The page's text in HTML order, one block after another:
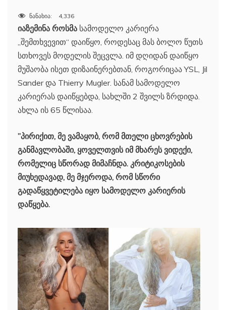
ნანახია: 4,336
იაზემინა როსმა სამოდელო კარიერა
„შემთხვევით“ დაიწყო, როდესაც მას ბოლო წუთს
სთხოვეს მოდელის შეცვლა. იმ დღიდან დაიწყო
მუშაობა ისეთ დიზაინერებთან, როგორიცაა YSL, Jil
Sander და Thierry Mugler. სანამ სამოდელო
კარიერას დაიწყებდა, სახლში 2 შვილს ზრდიდა.
ახლა ის 65 წლისაა.
”პირიქით, მე ვამაყობ, რომ მთელი ცხოვრების
განმავლობაში, ყოველთვის იმ მხარეს ვიდექი,
რომელიც სწორად მიმაჩნდა. კრიტიკოსების
მიუხედავად, მე მჯეროდა, რომ სწორი
გადაწყვეტილება იყო სამოდელო კარიერის
დაწყება.